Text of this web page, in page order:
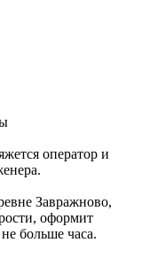
оператор и
Завражново,
оформит
больше часа.